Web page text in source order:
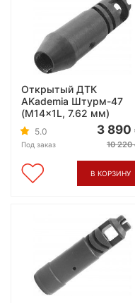
Открытый ДТК
AKademia Штурм-47
(M14x1L, 7.62 мм)
5.0
Под заказ
3 890
10 220
В КОРЗИНУ